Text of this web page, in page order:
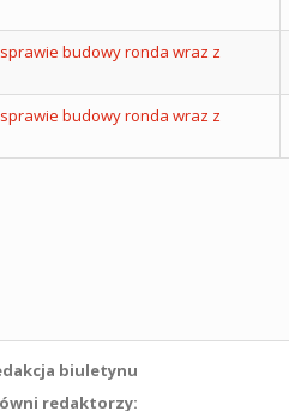
budowy ronda wraz z
budowy ronda wraz z
biuletynu
redaktorzy: